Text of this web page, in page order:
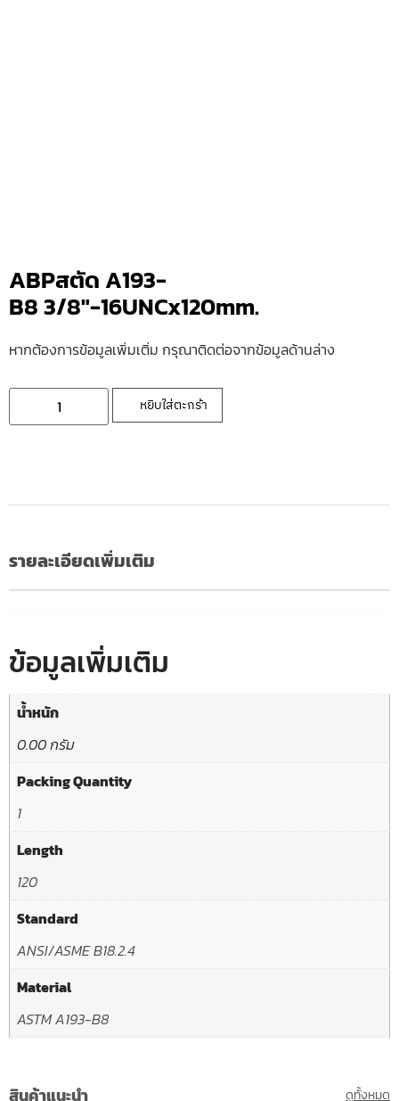
ABPสตัด A193-
B8 3/8″-16UNCx120mm.
หากต้องการข้อมูลเพิ่มเติ่ม กรุณาติดต่อจากข้อมูลด้านล่าง
หยิบใส่ตะกร้า
รายละเอียดเพิ่มเติม
ข้อมูลเพิ่มเติม
น้ำหนัก
0.00 กรัม
Packing Quantity
1
Length
120
Standard
ANSI/ASME B18.2.4
Material
ASTM A193-B8
สินค้าแนะนำ ดูทั้งหมด